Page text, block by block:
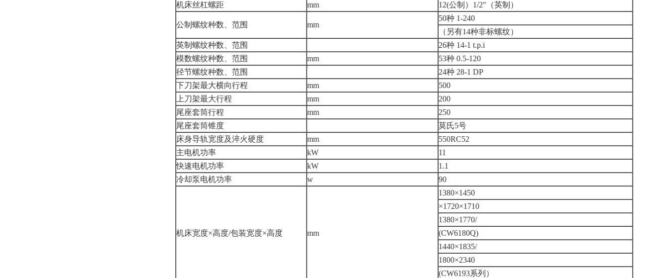
机床丝杠螺距
mm 12(公制）1/2"（英制）
公制螺纹种数、范围 mm
50种 1-240
（另有14种非标螺纹）
英制螺纹种数、范围
26种 14-1 t.p.i
模数螺纹种数、范围
mm
53种 0.5-120
径节螺纹种数、范围
24种 28-1 DP
下刀架最大横向行程
mm
500
上刀架最大行程
mm
200
尾座套筒行程
mm
250
尾座套筒锥度
莫氏5号
床身导轨宽度及淬火硬度
mm
550RC52
主电机功率
kW
11
快速电机功率
kW
1.1
冷却泵电机功率
w 90
机床宽度×高度/包装宽度×高度 mm
1380×1450
×1720×1710
1380×1770/
(CW6180Q)
1440×1835/
1800×2340
(CW6193系列）